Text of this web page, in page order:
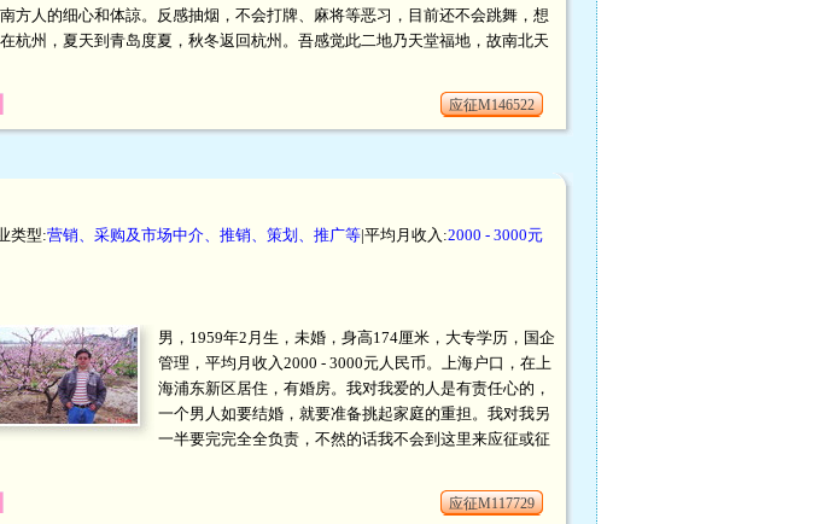
人的细心和体諒。反感抽烟，不会打牌、麻将等恶习，目前还不会跳舞，想
州，夏天到青岛度夏，秋冬返回杭州。吾感觉此二地乃天堂福地，故南北天
应征M146522
类型:营销、采购及市场中介、推销、策划、推广等|平均月收入:2000 - 3000元
男，1959年2月生，未婚，身高174厘米，大专学历，国企
管理，平均月收入2000 - 3000元人民币。上海户口，在上
海浦东新区居住，有婚房。我对我爱的人是有责任心的，
一个男人如要结婚，就要准备挑起家庭的重担。我对我另
一半要完完全全负责，不然的话我不会到这里来应征或征
应征M117729